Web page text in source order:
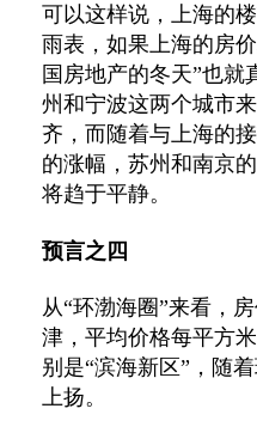
可以这样说，上海的
雨表，如果上海的房
国房地产的冬天”也就
州和宁波这两个城市
齐，而随着与上海的
的涨幅，苏州和南京
将趋于平静。
预言之四
从“环渤海圈”来看，
津，平均价格每平方
别是“滨海新区”，随
上扬。